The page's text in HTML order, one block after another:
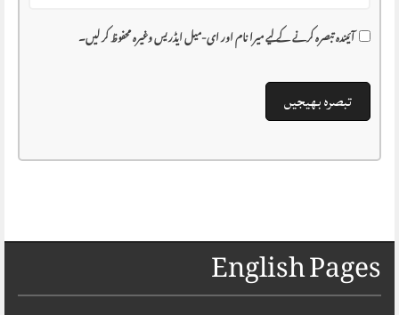
آئیندہ تبصرہ کرنے کے لیے میرا نام اور ای-میل ایڈریس وغیرہ محفوظ کر لیں۔
English Pages